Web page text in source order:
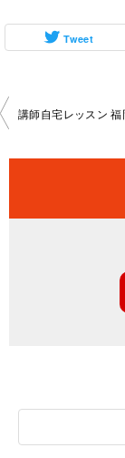
Tweet
投
ビ
講師自宅レッスン 福